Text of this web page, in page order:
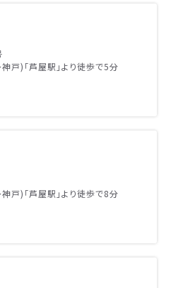
)「芦屋駅」より徒歩で5分
)「芦屋駅」より徒歩で8分